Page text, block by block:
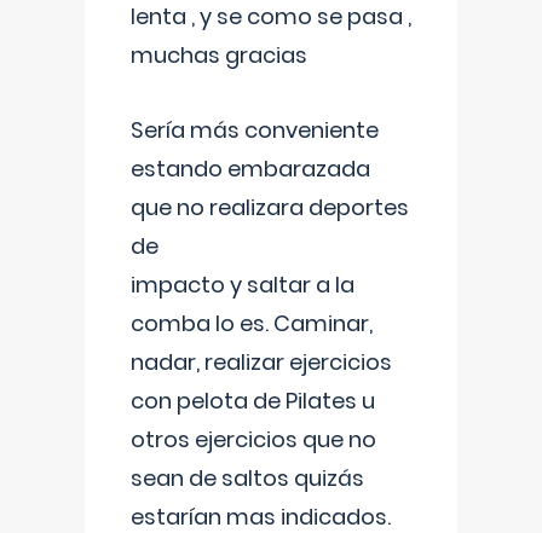
lenta , y se como se pasa ,
muchas gracias
Sería más conveniente
estando embarazada
que no realizara deportes
de
impacto y saltar a la
comba lo es. Caminar,
nadar, realizar ejercicios
con pelota de Pilates u
otros ejercicios que no
sean de saltos quizás
estarían mas indicados.